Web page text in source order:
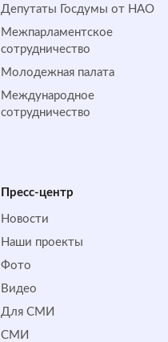
Депутаты Госдумы от НАО
Межпарламентское
сотрудничество
Молодежная палата
Международное
сотрудничество
Пресс-центр
Новости
Наши проекты
Фото
Видео
Для СМИ
СМИ